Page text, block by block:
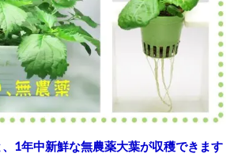
1年中新鮮な無農薬大葉が収穫できます